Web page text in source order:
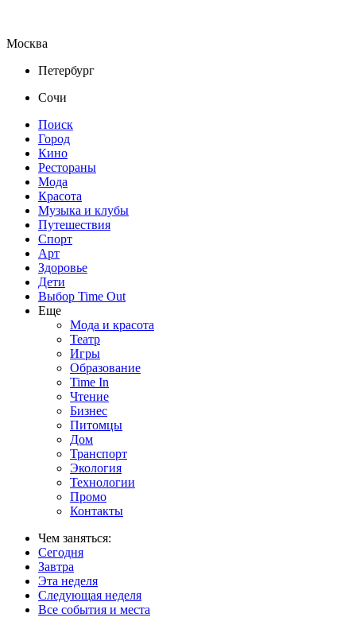
Москва
Петербург
Сочи
Поиск
Город
Кино
Рестораны
Мода
Красота
Музыка и клубы
Путешествия
Спорт
Арт
Здоровье
Дети
Выбор Time Out
Еще
Мода и красота
Театр
Игры
Образование
Time In
Чтение
Бизнес
Питомцы
Дом
Транспорт
Экология
Технологии
Промо
Контакты
Чем заняться:
Сегодня
Завтра
Эта неделя
Следующая неделя
Все события и места